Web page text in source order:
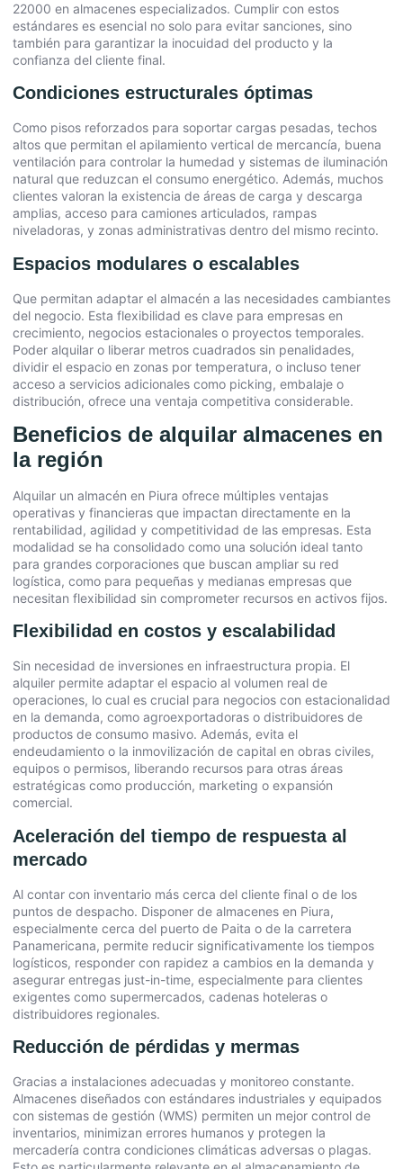
22000 en almacenes especializados. Cumplir con estos
estándares es esencial no solo para evitar sanciones, sino
también para garantizar la inocuidad del producto y la
confianza del cliente final.
Condiciones estructurales óptimas
Como pisos reforzados para soportar cargas pesadas, techos
altos que permitan el apilamiento vertical de mercancía, buena
ventilación para controlar la humedad y sistemas de iluminación
natural que reduzcan el consumo energético. Además, muchos
clientes valoran la existencia de áreas de carga y descarga
amplias, acceso para camiones articulados, rampas
niveladoras, y zonas administrativas dentro del mismo recinto.
Espacios modulares o escalables
Que permitan adaptar el almacén a las necesidades cambiantes
del negocio. Esta flexibilidad es clave para empresas en
crecimiento, negocios estacionales o proyectos temporales.
Poder alquilar o liberar metros cuadrados sin penalidades,
dividir el espacio en zonas por temperatura, o incluso tener
acceso a servicios adicionales como picking, embalaje o
distribución, ofrece una ventaja competitiva considerable.
Beneficios de alquilar almacenes en
la región
Alquilar un almacén en Piura ofrece múltiples ventajas
operativas y financieras que impactan directamente en la
rentabilidad, agilidad y competitividad de las empresas. Esta
modalidad se ha consolidado como una solución ideal tanto
para grandes corporaciones que buscan ampliar su red
logística, como para pequeñas y medianas empresas que
necesitan flexibilidad sin comprometer recursos en activos fijos.
Flexibilidad en costos y escalabilidad
Sin necesidad de inversiones en infraestructura propia. El
alquiler permite adaptar el espacio al volumen real de
operaciones, lo cual es crucial para negocios con estacionalidad
en la demanda, como agroexportadoras o distribuidores de
productos de consumo masivo. Además, evita el
endeudamiento o la inmovilización de capital en obras civiles,
equipos o permisos, liberando recursos para otras áreas
estratégicas como producción, marketing o expansión
comercial.
Aceleración del tiempo de respuesta al
mercado
Al contar con inventario más cerca del cliente final o de los
puntos de despacho. Disponer de almacenes en Piura,
especialmente cerca del puerto de Paita o de la carretera
Panamericana, permite reducir significativamente los tiempos
logísticos, responder con rapidez a cambios en la demanda y
asegurar entregas just-in-time, especialmente para clientes
exigentes como supermercados, cadenas hoteleras o
distribuidores regionales.
Reducción de pérdidas y mermas
Gracias a instalaciones adecuadas y monitoreo constante.
Almacenes diseñados con estándares industriales y equipados
con sistemas de gestión (WMS) permiten un mejor control de
inventarios, minimizan errores humanos y protegen la
mercadería contra condiciones climáticas adversas o plagas.